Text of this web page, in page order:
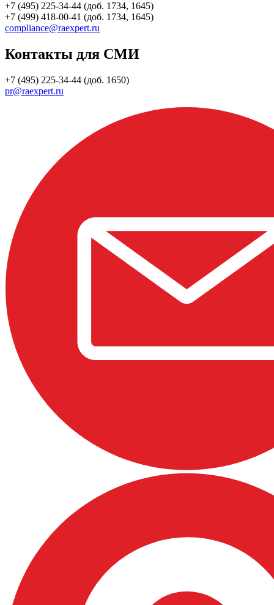
+7 (495) 225-34-44 (доб. 1734, 1645)
+7 (499) 418-00-41 (доб. 1734, 1645)
compliance@raexpert.ru
Контакты для СМИ
+7 (495) 225-34-44 (доб. 1650)
pr@raexpert.ru